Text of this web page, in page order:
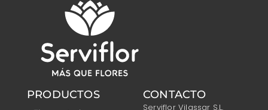
PRODUCTOS CONTACTO
Serviflor Vilassar S.L.